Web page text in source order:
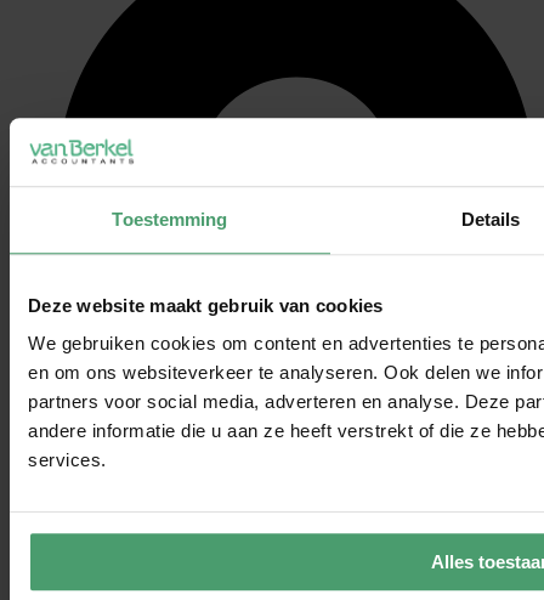
Toestemming Details
Deze website maakt gebruik van cookies
We gebruiken cookies om content en advertenties te
en om ons websiteverkeer te analyseren. Ook delen we
partners voor social media, adverteren en analyse. Deze
andere informatie die u aan ze heeft verstrekt of die ze
services.
Alles
Berkenrodestraat 7, 2012 LA Haarlem